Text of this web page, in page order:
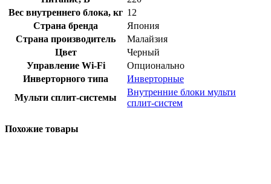
Вес внутреннего блока, кг 12
Страна бренда
Япония
Страна производитель
Малайзия
Цвет
Черный
Управление Wi-Fi
Опционально
Инверторного типа
Инверторные
Мульти сплит-системы
Внутренние блоки мульти
сплит-систем
Похожие товары